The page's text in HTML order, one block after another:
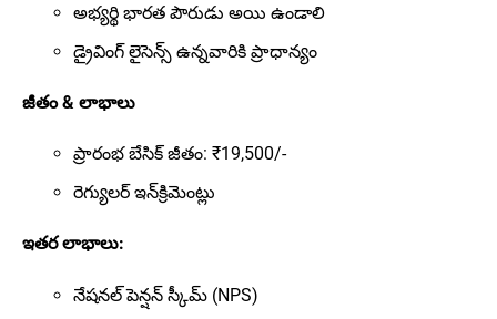
అభ్యర్థి భారత పౌరుడు అయి ఉండాలి
డ్రైవింగ్ లైసెన్స్ ఉన్నవారికి ప్రాధాన్యం
జీతం & లాభాలు
ప్రారంభ బేసిక్ జీతం: ₹19,500/-
రెగ్యులర్ ఇన్‌క్రిమెంట్లు
ఇతర లాభాలు:
నేషనల్ పెన్షన్ స్కీమ్ (NPS)